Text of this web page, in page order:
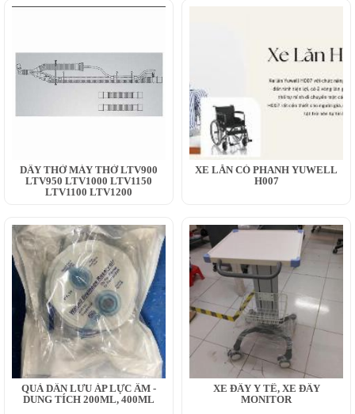
DÂY THỞ MÁY THỞ LTV900
LTV950 LTV1000 LTV1150
LTV1100 LTV1200
XE LĂN CÓ PHANH YUWELL
H007
QUẢ DẪN LƯU ÁP LỰC ÂM -
DUNG TÍCH 200ML, 400ML
XE ĐẨY Y TẾ, XE ĐẨY
MONITOR